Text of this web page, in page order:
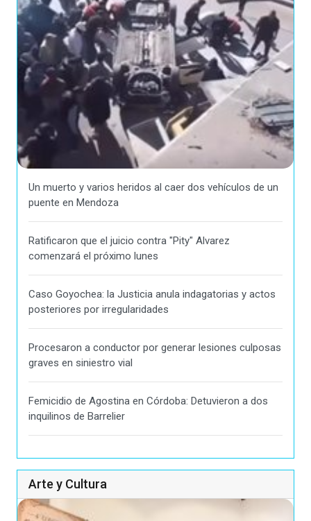
Un muerto y varios heridos al caer dos vehículos de un
puente en Mendoza
Ratificaron que el juicio contra "Pity" Alvarez
comenzará el próximo lunes
Caso Goyochea: la Justicia anula indagatorias y actos
posteriores por irregularidades
Procesaron a conductor por generar lesiones culposas
graves en siniestro vial
Femicidio de Agostina en Córdoba: Detuvieron a dos
inquilinos de Barrelier
Arte y Cultura